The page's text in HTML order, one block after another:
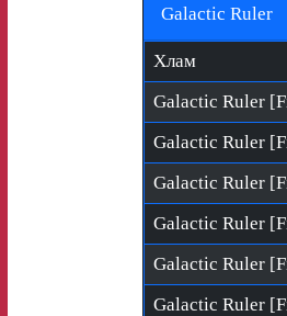
Galactic Ruler
Хлам
Galactic Ruler
Galactic Ruler
Galactic Ruler
Galactic Ruler
Galactic Ruler
Galactic Ruler